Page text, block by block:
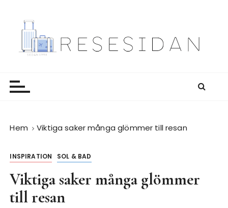
Hem Viktiga saker många glömmer till resan
INSPIRATION SOL & BAD
Viktiga saker många glömmer
till resan